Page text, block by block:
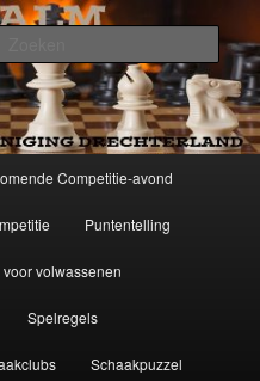
Competitie-avond
Puntentelling
volwassenen
Spelregels
Schaakpuzzel